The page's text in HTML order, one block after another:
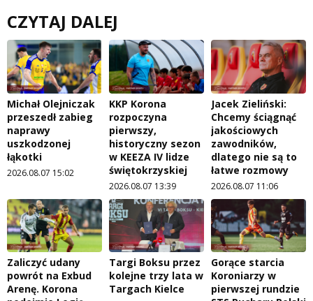
CZYTAJ DALEJ
Michał Olejniczak
przeszedł zabieg
naprawy
uszkodzonej
łąkotki
2026.08.07 15:02
KKP Korona
rozpoczyna
pierwszy,
historyczny sezon
w KEEZA IV lidze
świętokrzyskiej
2026.08.07 13:39
Jacek Zieliński:
Chcemy ściągnąć
jakościowych
zawodników,
dlatego nie są to
łatwe rozmowy
2026.08.07 11:06
Zaliczyć udany
powrót na Exbud
Arenę. Korona
Targi Boksu przez
kolejne trzy lata w
Targach Kielce
Gorące starcia
Koroniarzy w
pierwszej rundzie